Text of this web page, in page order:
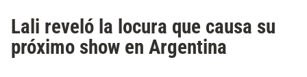
Lali reveló la locura que causa su
próximo show en Argentina